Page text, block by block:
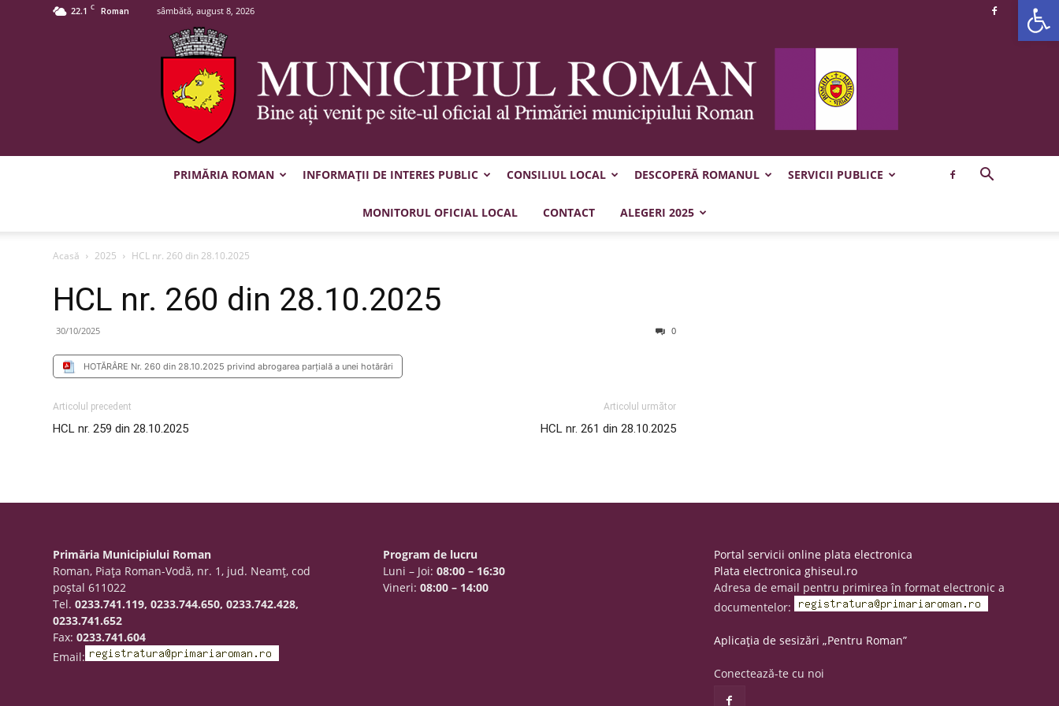
22.1 C Roman sâmbătă, august 8, 2026
Municipiul
PRIMĂRIA ROMAN INFORMAȚII DE INTERES PUBLIC CONSILIUL LOCAL DESCOPERĂ ROMANUL SERVICII PUBLICE
MONITORUL OFICIAL LOCAL CONTACT ALEGERI 2025
Acasă 2025 HCL nr. 260 din 28.10.2025
HCL nr. 260 din 28.10.2025
30/10/2025 0
HOTĂRÂRE Nr. 260 din 28.10.2025 privind abrogarea parțială a unei hotărâri
Articolul precedent
HCL nr. 259 din 28.10.2025
Articolul următor
HCL nr. 261 din 28.10.2025
Primăria Municipiului Roman
Roman, Piaţa Roman-Vodă, nr. 1, jud. Neamţ, cod
poştal 611022
Tel.0233.741.119, 0233.744.650, 0233.742.428,
0233.741.652
Fax:0233.741.604
Email:
Program de lucru
Luni – Joi:08:00 – 16:30
Vineri:08:00 – 14:00
Portal servicii online plata electronica
Plata electronica ghiseul.ro
Adresa de email pentru primirea în format electronic a
documentelor:
Aplicația de sesizări „Pentru Roman”
Conectează-te cu noi